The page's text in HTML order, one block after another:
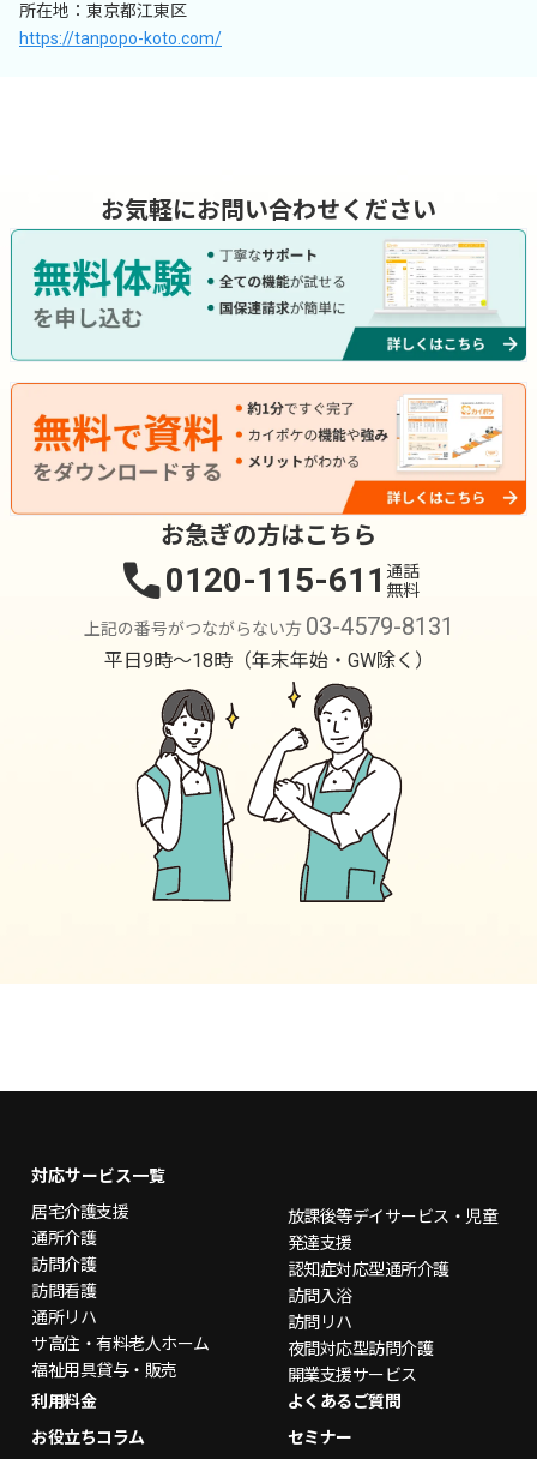
所在地：東京都江東区
https://tanpopo-koto.com/
お気軽にお問い合わせください
お急ぎの方はこちら
call0120-115-611 通話
無料
上記の番号がつながらない方 03-4579-8131
平日9時〜18時（年末年始・GW除く）
対応サービス一覧
居宅介護支援
通所介護
訪問介護
訪問看護
通所リハ
サ高住・有料老人ホーム
福祉用具貸与・販売
放課後等デイサービス ・児童
発達支援
認知症対応型通所介護
訪問入浴
訪問リハ
夜間対応型訪問介護
開業支援サービス
利用料金
お役立ちコラム
よくあるご質問
セミナー